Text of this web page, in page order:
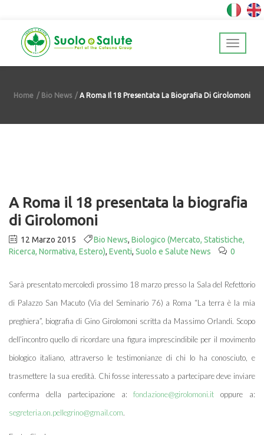
Home Bio News A Roma Il 18 Presentata La Biografia Di Girolomoni
A Roma il 18 presentata la biografia
di Girolomoni
12 Marzo 2015 Bio News, Biologico (Mercato, Statistiche,
Ricerca, Normativa, Estero), Eventi, Suolo e Salute News 0
Sarà presentato mercoledì prossimo 18 marzo presso la Sala del Refettorio
di Palazzo San Macuto (Via del Seminario 76) a Roma “La terra è la mia
preghiera”, biografia di Gino Girolomoni scritta da Massimo Orlandi. Scopo
dell’incontro quello di ricordare una figura imprescindibile per il movimento
biologico italiano, attraverso le testimonianze di chi lo ha conosciuto, e
trasmettere la sua eredità. Chi fosse interessato a partecipare deve inviare
conferma della partecipazione a:fondazione@girolomoni.it oppure a:
segreteria.on.pellegrino@gmail.com.